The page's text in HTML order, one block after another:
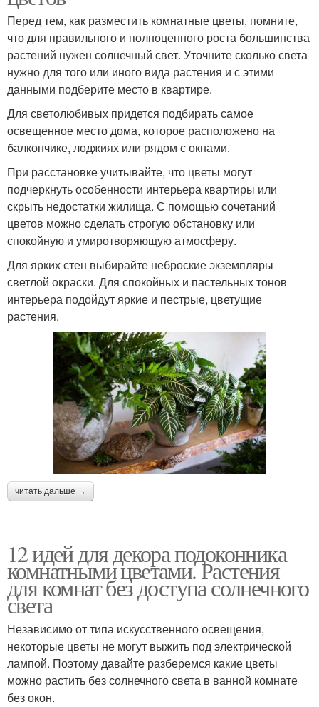
Перед тем, как разместить комнатные цветы, помните,
что для правильного и полноценного роста большинства
растений нужен солнечный свет. Уточните сколько света
нужно для того или иного вида растения и с этими
данными подберите место в квартире.
Для светолюбивых придется подбирать самое
освещенное место дома, которое расположено на
балкончике, лоджиях или рядом с окнами.
При расстановке учитывайте, что цветы могут
подчеркнуть особенности интерьера квартиры или
скрыть недостатки жилища. С помощью сочетаний
цветов можно сделать строгую обстановку или
спокойную и умиротворяющую атмосферу.
Для ярких стен выбирайте неброские экземпляры
светлой окраски. Для спокойных и пастельных тонов
интерьера подойдут яркие и пестрые, цветущие
растения.
читать дальше →
12 идей для декора подоконника
комнатными цветами. Растения
для комнат без доступа солнечного
света
Независимо от типа искусственного освещения,
некоторые цветы не могут выжить под электрической
лампой. Поэтому давайте разберемся какие цветы
можно растить без солнечного света в ванной комнате
без окон.